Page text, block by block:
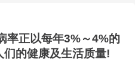
率正以每年3%～4%的
的健康及生活质量!